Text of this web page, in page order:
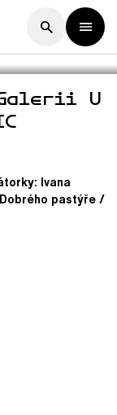
U
Ivana
pastýře /